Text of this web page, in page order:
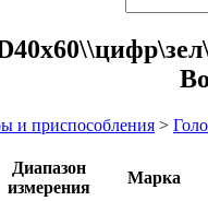
и приспособления >
Диапазон
измерения
Марка